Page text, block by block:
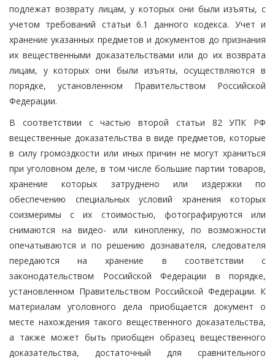
подлежат возврату лицам, у которых они были изъяты, с
учетом требований статьи 6.1 данного кодекса. Учет и
хранение указанных предметов и документов до признания
их вещественными доказательствами или до их возврата
лицам, у которых они были изъяты, осуществляются в
порядке, установленном Правительством Российской
Федерации.
В соответствии с частью второй статьи 82 УПК РФ
вещественные доказательства в виде предметов, которые
в силу громоздкости или иных причин не могут храниться
при уголовном деле, в том числе большие партии товаров,
хранение которых затруднено или издержки по
обеспечению специальных условий хранения которых
соизмеримы с их стоимостью, фотографируются или
снимаются на видео- или кинопленку, по возможности
опечатываются и по решению дознавателя, следователя
передаются на хранение в соответствии с
законодательством Российской Федерации в порядке,
установленном Правительством Российской Федерации. К
материалам уголовного дела приобщается документ о
месте нахождения такого вещественного доказательства,
а также может быть приобщен образец вещественного
доказательства, достаточный для сравнительного